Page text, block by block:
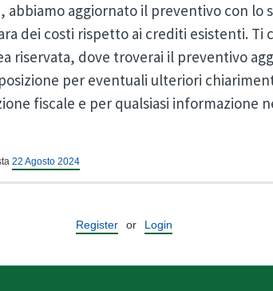
abbiamo aggiornato il preventivo con lo
dei costi rispetto ai crediti esistenti. Ti
riservata, dove troverai il preventivo
per eventuali ulteriori
fiscale e per qualsiasi informazione
22 Agosto 2024
Register or Login